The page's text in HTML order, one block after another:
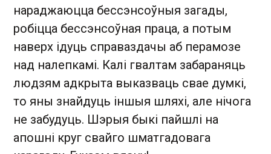
нараджаюцца бессэнсоўныя загады,
робіцца бессэнсоўная праца, а потым
наверх ідуць справаздачы аб перамозе
над налепкамі. Калі гвалтам забараняць
людзям адкрыта выказваць свае думкі,
то яны знайдуць іншыя шляхі, але нічога
не забудуць. Шэрыя быкі пайшлі на
апошні круг свайго шматгадовага